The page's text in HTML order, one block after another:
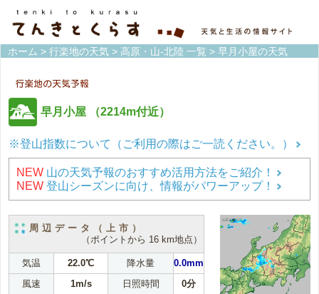
ホーム > 行楽地の天気 > 高原・山-北陸 一覧 > 早月小屋の天気
早月小屋 （2214m付近）
※登山指数について（ご利用の際はご一読ください。）
NEW 山の天気予報のおすすめ活用方法をご紹介！
NEW 登山シーズンに向け、情報がパワーアップ！
周辺データ（上市）
（ポイントから 16 km地点）
気温 22.0℃ 降水量
0.0mm
風速
1m/s 日照時間 0分